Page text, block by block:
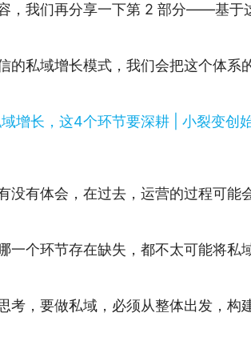
，我们再分享一下第 2 部分——基于
的私域增长模式，我们会把这个体系
没有体会，在过去，运营的过程可能
一个环节存在缺失，都不太可能将私
考，要做私域，必须从整体出发，构